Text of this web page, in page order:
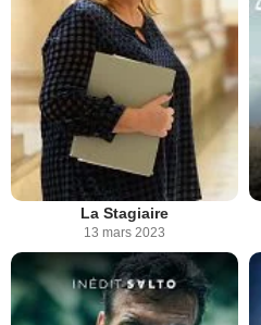
La Stagiaire
13 mars 2023